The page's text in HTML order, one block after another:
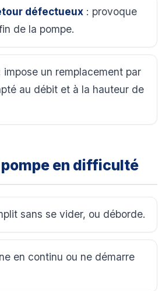
défectueux: provoque
de la pompe.
impose un remplacement par
au débit et à la hauteur de
en difficulté
sans se vider, ou déborde.
en continu ou ne démarre